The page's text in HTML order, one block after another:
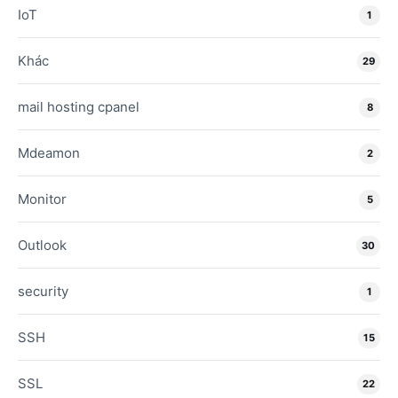
IoT 1
Khác 29
mail hosting cpanel 8
Mdeamon 2
Monitor 5
Outlook 30
security 1
SSH 15
SSL 22